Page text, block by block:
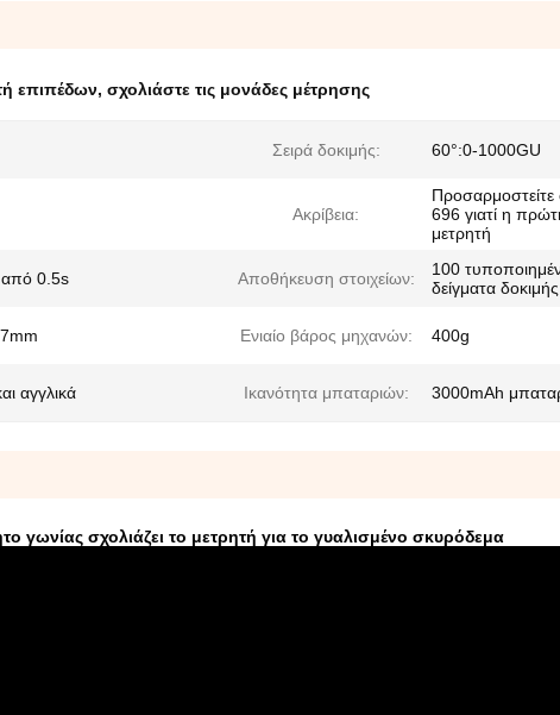
επιπέδων, σχολιάστε τις μονάδες μέτρησης
Σειρά δοκιμής: 60°:0-1000GU
Ακρίβεια:
696 γιατί η
μετρητή
από 0.5s Αποθήκευση στοιχείων:
100
δείγματα δοκιμής
Ενιαίο βάρος μηχανών: 400g
αγγλικά Ικανότητα μπαταριών: 3000mAh
γωνίας σχολιάζει το μετρητή για το γυαλισμένο σκυρόδεμα